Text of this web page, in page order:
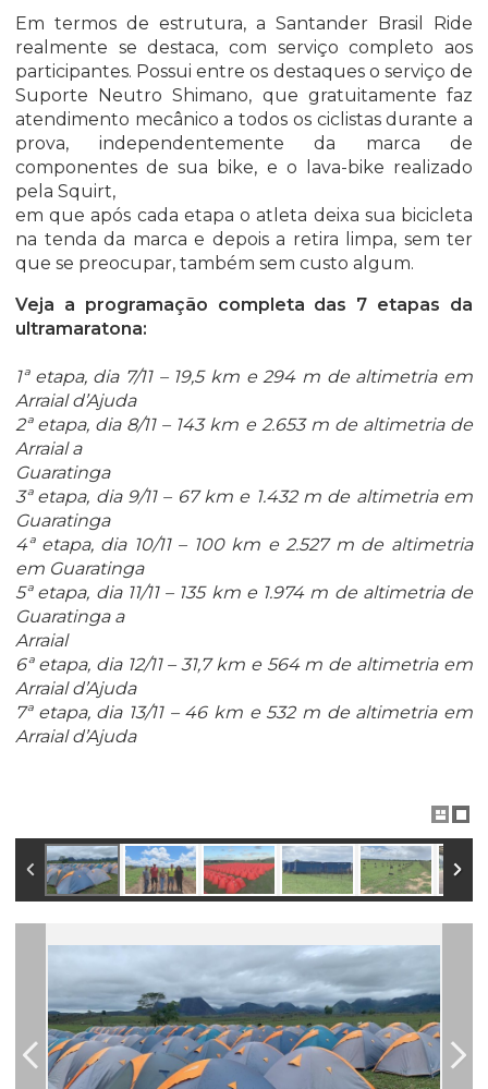
Em termos de estrutura, a Santander Brasil Ride
realmente se destaca, com serviço completo aos
participantes. Possui entre os destaques o serviço de
Suporte Neutro Shimano, que gratuitamente faz
atendimento mecânico a todos os ciclistas durante a
prova, independentemente da marca de
componentes de sua bike, e o lava-bike realizado
pela Squirt,
em que após cada etapa o atleta deixa sua bicicleta
na tenda da marca e depois a retira limpa, sem ter
que se preocupar, também sem custo algum.
Veja a programação completa das 7 etapas da
ultramaratona:
1ª etapa, dia 7/11 – 19,5 km e 294 m de altimetria em
Arraial d’Ajuda
2ª etapa, dia 8/11 – 143 km e 2.653 m de altimetria de
Arraial a
Guaratinga
3ª etapa, dia 9/11 – 67 km e 1.432 m de altimetria em
Guaratinga
4ª etapa, dia 10/11 – 100 km e 2.527 m de altimetria
em Guaratinga
5ª etapa, dia 11/11 – 135 km e 1.974 m de altimetria de
Guaratinga a
Arraial
6ª etapa, dia 12/11 – 31,7 km e 564 m de altimetria em
Arraial d’Ajuda
7ª etapa, dia 13/11 – 46 km e 532 m de altimetria em
Arraial d’Ajuda